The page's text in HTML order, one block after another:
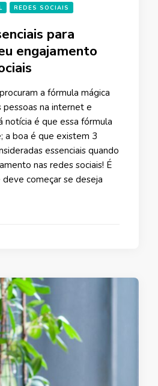
REDES SOCIAIS
para
engajamento
a fórmula mágica
pessoas na internet e
notícia é que essa fórmula
a boa é que existem 3
essenciais quando
nas redes sociais! É
começar se deseja